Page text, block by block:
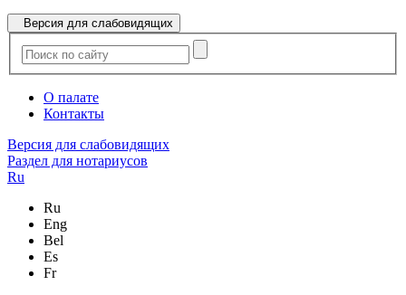
Версия для слабовидящих
О палате
Контакты
Версия для слабовидящих
Раздел для нотариусов
Ru
Ru
Eng
Bel
Es
Fr